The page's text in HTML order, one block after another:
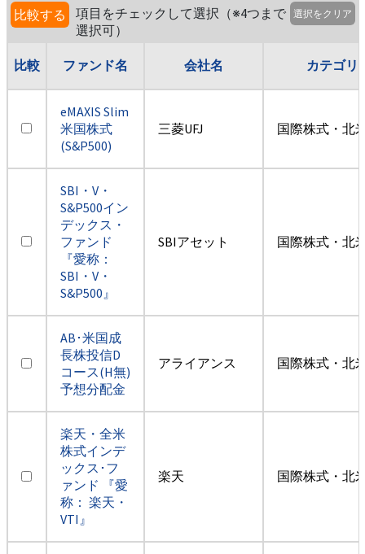
比較する
項目をチェックして選択（※4つまで
選択可）
選択をクリア
比較 ファンド名 会社名 カテゴリ
eMAXIS Slim
米国株式
(S&P500)
三菱UFJ 国際株式・北
SBI・V・
S&P500イン
デックス・
ファンド
『愛称：
SBI・V・
S&P500』
SBIアセット 国際株式・北
AB･米国成
長株投信D
コース(H無)
予想分配金
アライアンス 国際株式・北
楽天・全米
株式インデ
ックス･フ
ァンド 『愛
称： 楽天・
VTI』
楽天 国際株式・北